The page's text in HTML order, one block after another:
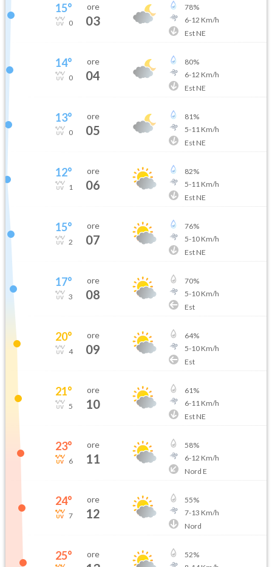
15°
0
ore
03
78%
6-12 Km/h
Est NE
14°
0
ore
04
80%
6-12 Km/h
Est NE
13°
0
ore
05
81%
5-11Km/h
Est NE
12°
1
ore
06
82%
5-11Km/h
Est NE
15°
2
ore
07
76%
5-10Km/h
Est NE
17°
3
ore
08
70%
5-10Km/h
Est
20°
4
ore
09
64%
5-10Km/h
Est
21°
5
ore
10
61%
6-11Km/h
Est NE
23°
6
ore
11
58%
6-12 Km/h
Nord E
24°
7
ore
12
55%
7-13 Km/h
Nord
25° ore 52%